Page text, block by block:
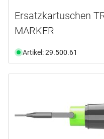
Ersatzkartuschen
MARKER
Artikel: 29.500.61